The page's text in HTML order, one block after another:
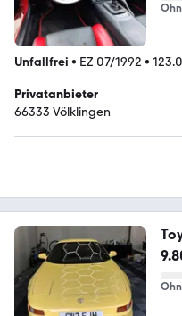
Unfallfrei • EZ 07/1992 •
Privatanbieter
66333 Völklingen